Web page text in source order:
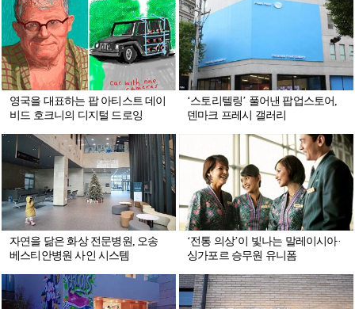
영국을 대표하는 팝 아티스트 데이
비드 호크니의 디지털 드로잉
‘스토리텔링’ 풀어낸 팝업스토어,
덴마크 프레시 갤러리
자연을 닮은 화상 전문병원, 오송
베스티안병원 사인 시스템
‘전통 의상’이 빛나는 말레이시아·
싱가포르 승무원 유니폼